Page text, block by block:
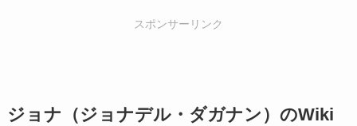
スポンサーリンク
ジョナ（ジョナデル・ダガナン） のWiki